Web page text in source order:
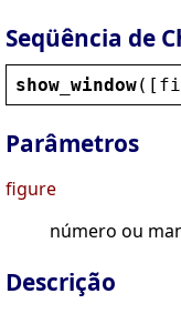
Seqüência de
show_window([
Parâmetros
figure
número ou
Descrição